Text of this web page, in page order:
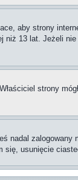
aby strony
13 lat. Jeżeli
strony
nadal
się, usunięcie